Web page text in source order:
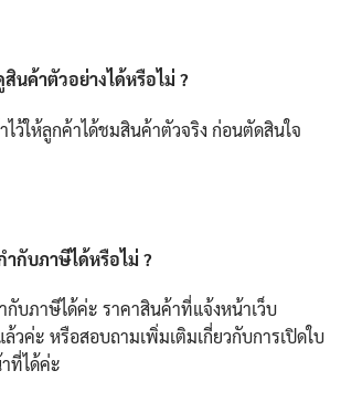
สินค้าตัวอย่างได้หรือไม่ ?
ไว้ให้ลูกค้าได้ชมสินค้าตัวจริง ก่อนตัดสินใจ
ำกับภาษีได้หรือไม่ ?
กับภาษีได้ค่ะ ราคาสินค้าที่แจ้งหน้าเว็บ
วค่ะ หรือสอบถามเพิ่มเติมเกี่ยวกับการเปิดใบ
ที่ได้ค่ะ